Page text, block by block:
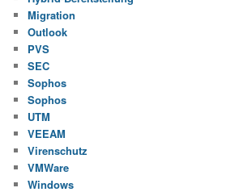
Migration
Outlook
PVS
SEC
Sophos
Sophos
UTM
VEEAM
Virenschutz
VMWare
Windows